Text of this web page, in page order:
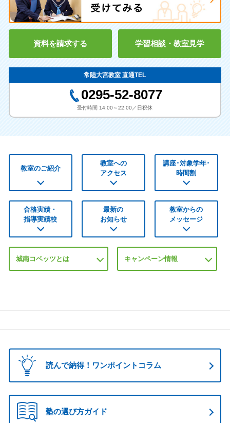
資料を請求する 学習相談・教室見学
常陸大宮教室 直通TEL
0295-52-8077
受付時間 14:00～22:00／日祝休
教室のご紹介
教室への
アクセス
講座･対象学年･
時間割
合格実績・
指導実績校
最新の
お知らせ
教室からの
メッセージ
城南コベッツとは キャンペーン情報
読んで納得！ワンポイントコラム
塾の選び方ガイド